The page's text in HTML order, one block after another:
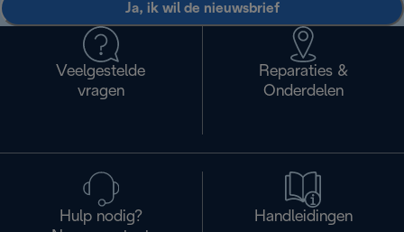
Ja, ik wil de nieuwsbrief
Veelgestelde
vragen
Reparaties &
Onderdelen
Hulp nodig?
Handleidingen